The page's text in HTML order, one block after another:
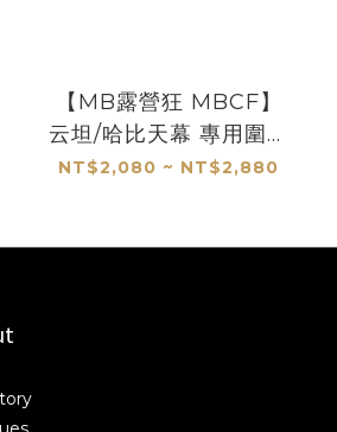
【MB露營狂 MBCF】
云坦/哈比天幕 專用圍布
專利多變化
NT$2,080 ~ NT$2,880